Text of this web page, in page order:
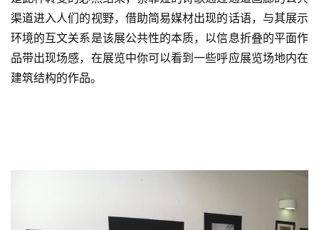
图
库
容
易
渠道进入人们的视野，借助简易媒材出现的话语，与其展示
环境的互文关系是该展公共性的本质，以信息折叠的平面作
品带出现场感，在展览中你可以看到一些呼应展览场地内在
建筑结构的作品。